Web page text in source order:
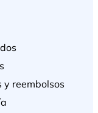
y reembolsos